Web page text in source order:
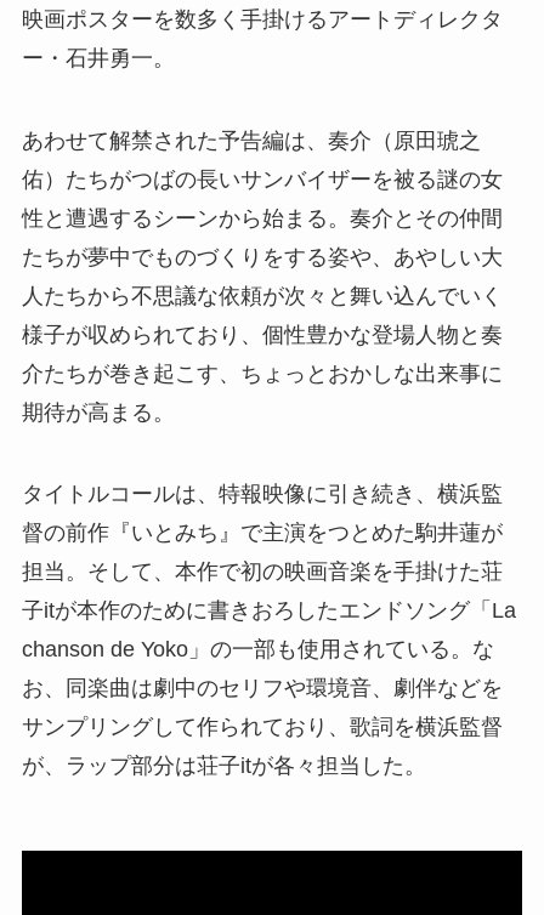
映画ポスターを数多く手掛けるアートディレクタ
ー・石井勇一。
あわせて解禁された予告編は、奏介（原田琥之
佑）たちがつばの長いサンバイザーを被る謎の女
性と遭遇するシーンから始まる。奏介とその仲間
たちが夢中でものづくりをする姿や、あやしい大
人たちから不思議な依頼が次々と舞い込んでいく
様子が収められており、個性豊かな登場人物と奏
介たちが巻き起こす、ちょっとおかしな出来事に
期待が高まる。
タイトルコールは、特報映像に引き続き、横浜監
督の前作『いとみち』で主演をつとめた駒井蓮が
担当。そして、本作で初の映画音楽を手掛けた荘
子itが本作のために書きおろしたエンドソング「La
chanson de Yoko」の一部も使用されている。な
お、同楽曲は劇中のセリフや環境音、劇伴などを
サンプリングして作られており、歌詞を横浜監督
が、ラップ部分は荘子itが各々担当した。